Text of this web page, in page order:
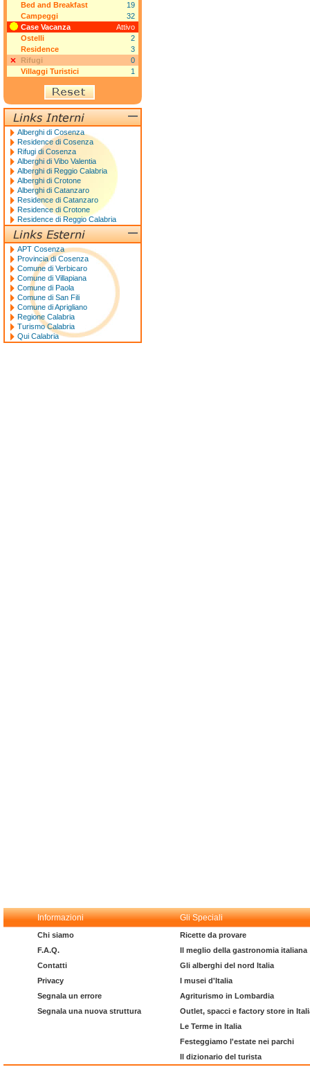
Bed and Breakfast
19
Campeggi
32
Case Vacanza
Attivo
Ostelli
2
Residence
3
Rifugi
0
Villaggi Turistici
1
Alberghi di Cosenza
Residence di Cosenza
Rifugi di Cosenza
Alberghi di Vibo Valentia
Alberghi di Reggio Calabria
Alberghi di Crotone
Alberghi di Catanzaro
Residence di Catanzaro
Residence di Crotone
Residence di Reggio Calabria
APT Cosenza
Provincia di Cosenza
Comune di Verbicaro
Comune di Villapiana
Comune di Paola
Comune di San Fili
Comune di Aprigliano
Regione Calabria
Turismo Calabria
Qui Calabria
Informazioni Gli Speciali
Chi siamo
F.A.Q.
Contatti
Privacy
Segnala un errore
Segnala una nuova struttura
Ricette da provare
Il meglio della gastronomia italiana
Gli alberghi del nord Italia
I musei d'Italia
Agriturismo in Lombardia
Outlet, spacci e factory store in
Le Terme in Italia
Festeggiamo l'estate nei parchi
Il dizionario del turista